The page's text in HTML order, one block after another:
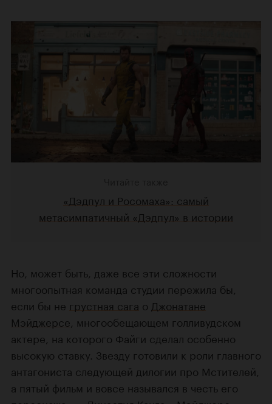
«Дэдпул и Росомаха»: самый
метасимпатичный «Дэдпул» в истории
Но, может быть, даже все эти сложности
многоопытная команда студии пережила бы,
если бы не грустная сага о Джонатане
Мэйджерсе , многообещающем голливудском
актере, на которого Файги сделал особенно
высокую ставку. Звезду готовили к роли главного
антагониста следующей дилогии про Мстителей,
а пятый фильм и вовсе назывался в честь его